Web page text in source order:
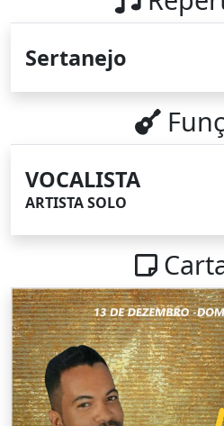
Sertanejo
VOCALISTA
ARTISTA SOLO